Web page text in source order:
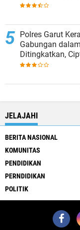
Polres Garut
Gabungan
Ditingkatkan,
Kamtibmas
JELAJAHI
BERITA NASIONAL
KOMUNITAS
PENDIDIKAN
PERNDIDIKAN
POLITIK